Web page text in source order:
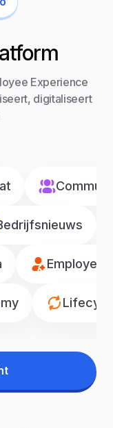
Experience
digitaliseert
Employee